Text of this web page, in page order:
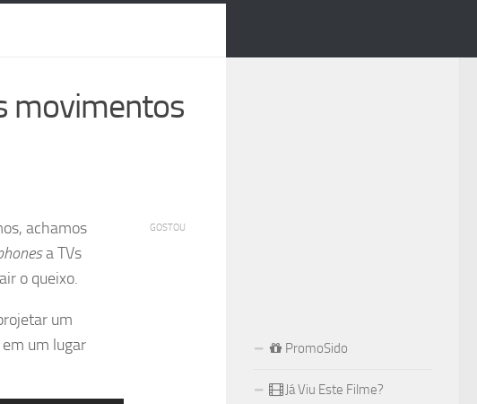
movimentos
achamos
a TVs
o queixo.
um
um lugar
GOSTOU
PromoSido
Já Viu Este Filme?